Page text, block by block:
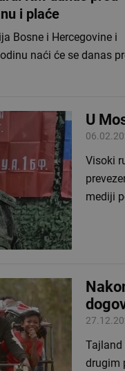
i plaće
Bosne i Hercegovine i
naći će se danas
U
Visoki
mediji
Tajland
drugim